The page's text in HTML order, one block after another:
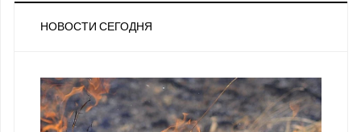
НОВОСТИ СЕГОДНЯ